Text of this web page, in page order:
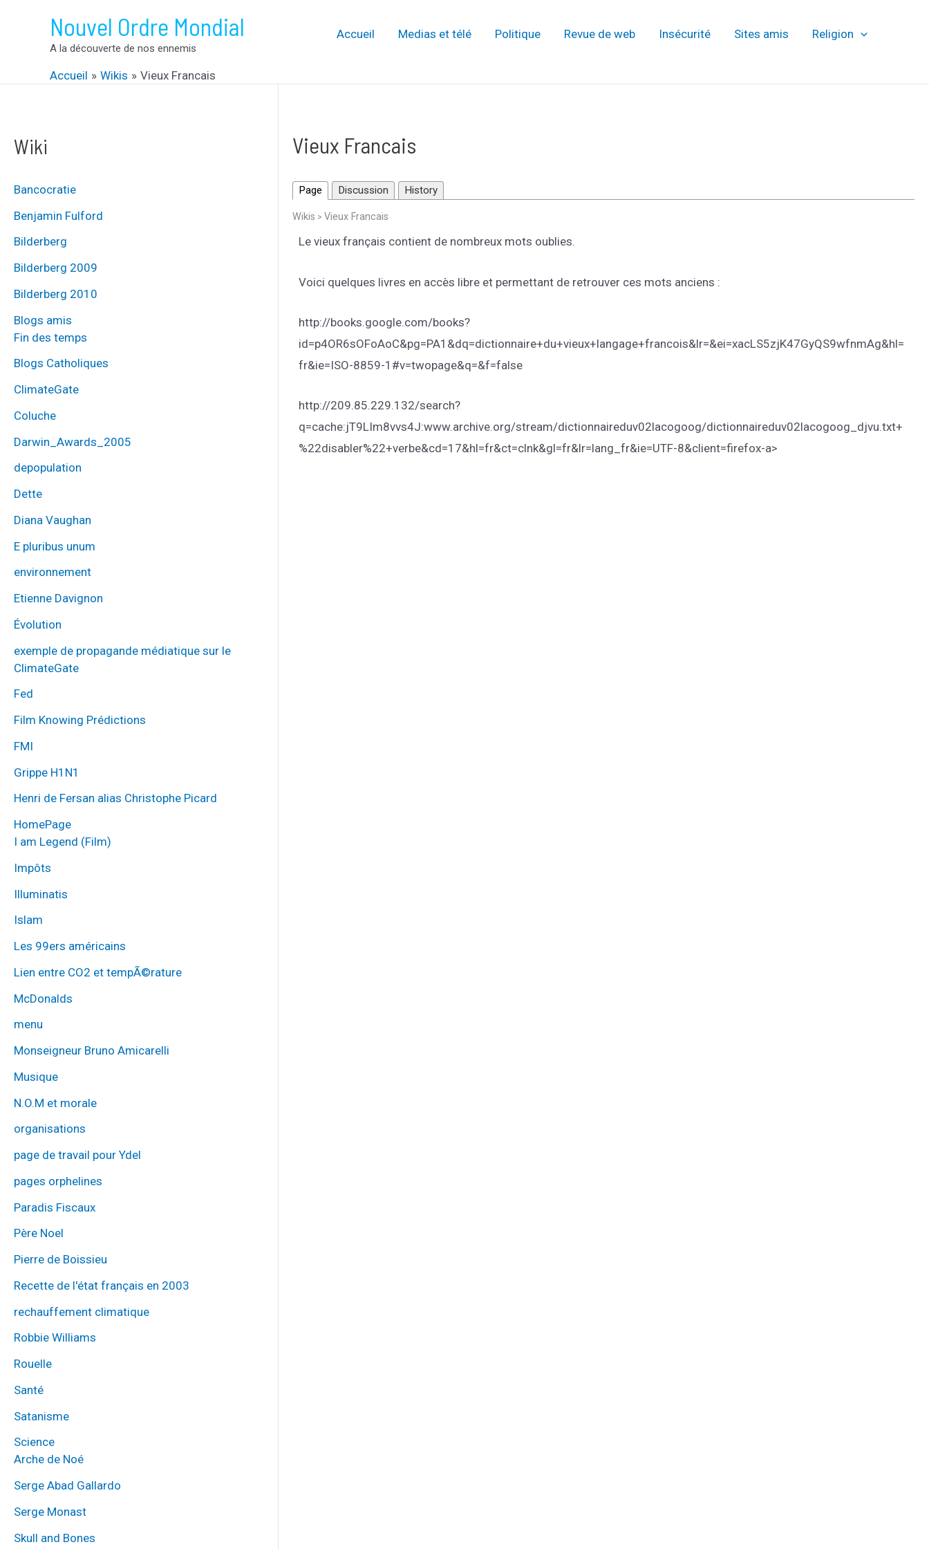
Nouvel Ordre Mondial
A la découverte de nos ennemis
Accueil Medias et télé Politique Revue de web Insécurité Sites amis Religion
Accueil Wikis Vieux Francais
Wiki
Bancocratie
Benjamin Fulford
Bilderberg
Bilderberg 2009
Bilderberg 2010
Blogs amis
Fin des temps
Blogs Catholiques
ClimateGate
Coluche
Darwin_Awards_2005
depopulation
Dette
Diana Vaughan
E pluribus unum
environnement
Etienne Davignon
Évolution
exemple de propagande médiatique sur le
ClimateGate
Fed
Film Knowing Prédictions
FMI
Grippe H1N1
Henri de Fersan alias Christophe Picard
HomePage
I am Legend (Film)
Impôts
Illuminatis
Islam
Les 99ers américains
Lien entre CO2 et tempÃ©rature
McDonalds
menu
Monseigneur Bruno Amicarelli
Musique
N.O.M et morale
organisations
page de travail pour Ydel
pages orphelines
Paradis Fiscaux
Père Noel
Pierre de Boissieu
Recette de l'état français en 2003
rechauffement climatique
Robbie Williams
Rouelle
Santé
Satanisme
Science
Arche de Noé
Serge Abad Gallardo
Serge Monast
Skull and Bones
Vieux Francais
Page Discussion History
Wikis > Vieux Francais
Le vieux français contient de nombreux mots oublies.
Voici quelques livres en accès libre et permettant de retrouver ces mots anciens :
http://books.google.com/books?
id=p4OR6sOFoAoC&pg=PA1&dq=dictionnaire+du+vieux+langage+francois&lr=&ei=xacLS5zjK47GyQS9wfnmAg&hl=
fr&ie=ISO-8859-1#v=twopage&q=&f=false
http://209.85.229.132/search?
q=cache:jT9LIm8vvs4J:www.archive.org/stream/dictionnaireduv02lacogoog/dictionnaireduv02lacogoog_djvu.txt+
%22disabler%22+verbe&cd=17&hl=fr&ct=clnk&gl=fr&lr=lang_fr&ie=UTF-8&client=firefox-a>